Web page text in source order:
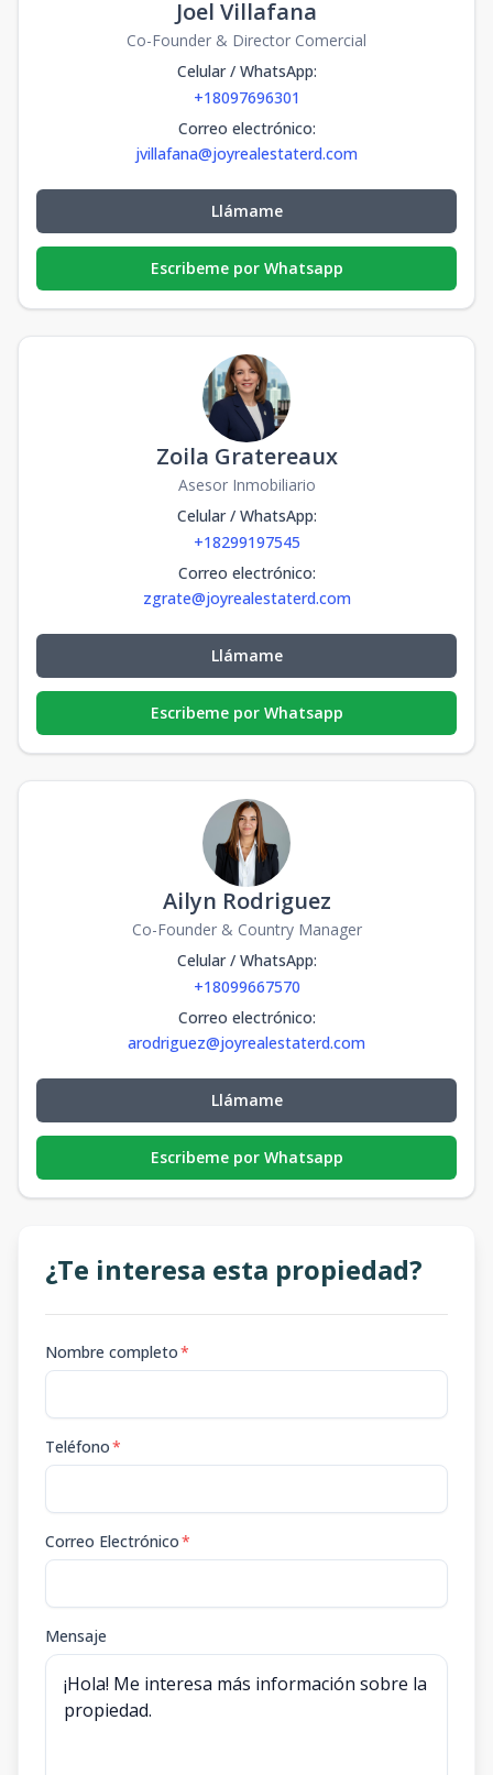
Joel Villafana
Co-Founder & Director Comercial
Celular / WhatsApp:
+18097696301
Correo electrónico:
jvillafana@joyrealestaterd.com
Llámame
Escribeme por Whatsapp
Zoila Gratereaux
Asesor Inmobiliario
Celular / WhatsApp:
+18299197545
Correo electrónico:
zgrate@joyrealestaterd.com
Llámame
Escribeme por Whatsapp
Ailyn Rodriguez
Co-Founder & Country Manager
Celular / WhatsApp:
+18099667570
Correo electrónico:
arodriguez@joyrealestaterd.com
Llámame
Escribeme por Whatsapp
¿Te interesa esta propiedad?
Nombre completo*
Teléfono*
Correo Electrónico*
Mensaje